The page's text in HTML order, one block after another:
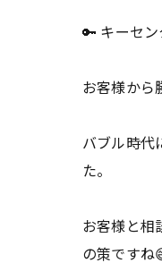
🔑 キーセン
お客様から
バブル時代
た。
お客様と相
の策ですね